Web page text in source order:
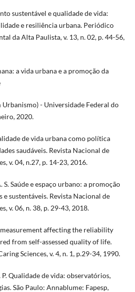
sustentável e qualidade de vida:
e resiliência urbana. Periódico
da Alta Paulista, v. 13, n. 02, p. 44-56,
a vida urbana e a promoção da
Urbanismo) - Universidade Federal do
2020.
de vida urbana como política
saudáveis. Revista Nacional de
v. 04, n.27, p. 14-23, 2016.
S. Saúde e espaço urbano: a promoção
e sustentáveis. Revista Nacional de
v. 06, n. 38, p. 29-43, 2018.
affecting the reliability
from self-assessed quality of life.
Sciences, v. 4, n. 1, p.29-34, 1990.
P. Qualidade de vida: observatórios,
São Paulo: Annablume: Fapesp,